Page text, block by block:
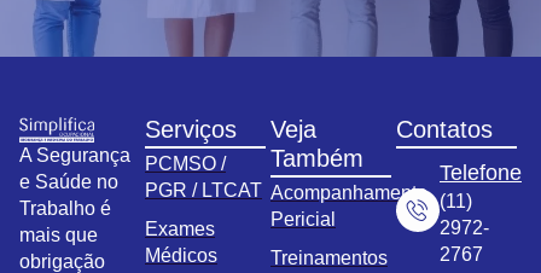
A Segurança
e Saúde no
Trabalho é
mais que
obrigação
Serviços
PCMSO /
PGR / LTCAT
Exames
Médicos
Veja
Também
Acompanhamento
Pericial
Treinamentos
Contatos
Telefone
(11)
2972-
2767